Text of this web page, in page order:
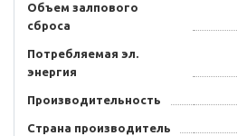
Объем залпового
сброса
Потребляемая эл.
энергия
Производительность
Страна производитель